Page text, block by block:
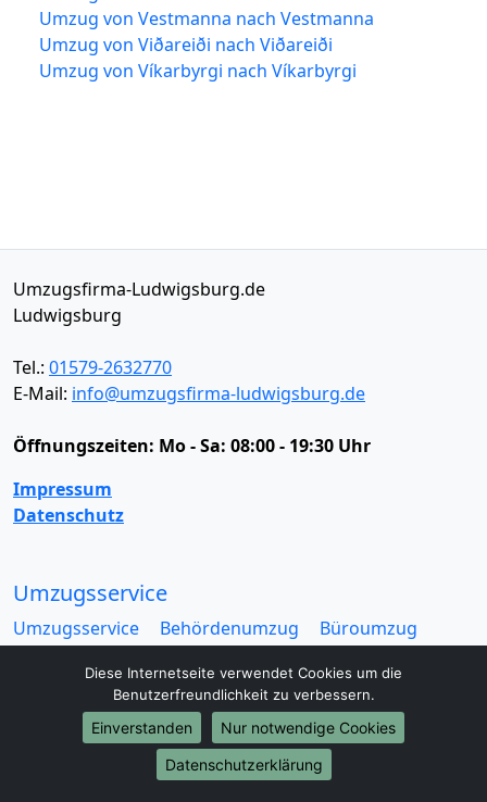
Umzug von Vestmanna nach Vestmanna
Umzug von Viðareiði nach Viðareiði
Umzug von Víkarbyrgi nach Víkarbyrgi
Umzugsfirma-Ludwigsburg.de
Ludwigsburg
Tel.: 01579-2632770
E-Mail: info@umzugsfirma-ludwigsburg.de
Öffnungszeiten: Mo - Sa: 08:00 - 19:30 Uhr
Impressum
Datenschutz
Umzugsservice
Umzugsservice Behördenumzug
Büroumzug
Mini Umzug
Praxisumzug
Privatumzug
Seniorenumzug
Studentenumzug
Beiladung
Entrümpelung
Halteverbotszone
Klaviertransport
Haushaltsauflösung
Möbeltaxi
Möbelmitfahrzentrale
Umzugskartons
Diese Internetseite verwendet Cookies um die
Benutzerfreundlichkeit zu verbessern.
Einverstanden
Nur notwendige Cookies
Datenschutzerklärung